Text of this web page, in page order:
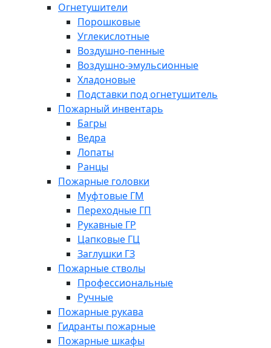
Огнетушители
Порошковые
Углекислотные
Воздушно-пенные
Воздушно-эмульсионные
Хладоновые
Подставки под огнетушитель
Пожарный инвентарь
Багры
Ведра
Лопаты
Ранцы
Пожарные головки
Муфтовые ГМ
Переходные ГП
Рукавные ГР
Цапковые ГЦ
Заглушки ГЗ
Пожарные стволы
Профессиональные
Ручные
Пожарные рукава
Гидранты пожарные
Пожарные шкафы